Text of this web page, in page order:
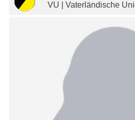
VU | Vaterländische